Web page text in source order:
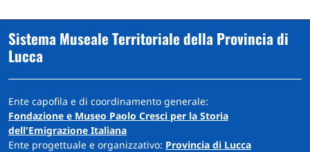
Sistema Museale Territoriale della Provincia di
Lucca
Ente capofila e di coordinamento generale:
Fondazione e Museo Paolo Cresci per la Storia
dell'Emigrazione Italiana
Ente progettuale e organizzativo: Provincia di Lucca